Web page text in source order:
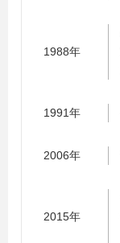
1988年
1991年
2006年
2015年